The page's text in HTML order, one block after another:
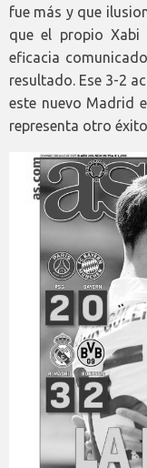
fue más y que
que el propio Xabi
eficacia
resultado. Ese 3-2
este nuevo Madrid
representa otro